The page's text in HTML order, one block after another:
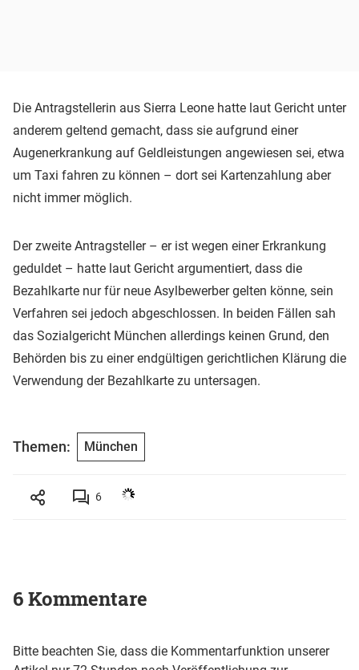
Die Antragstellerin aus Sierra Leone hatte laut Gericht unter
anderem geltend gemacht, dass sie aufgrund einer
Augenerkrankung auf Geldleistungen angewiesen sei, etwa
um Taxi fahren zu können – dort sei Kartenzahlung aber
nicht immer möglich.
Der zweite Antragsteller – er ist wegen einer Erkrankung
geduldet – hatte laut Gericht argumentiert, dass die
Bezahlkarte nur für neue Asylbewerber gelten könne, sein
Verfahren sei jedoch abgeschlossen. In beiden Fällen sah
das Sozialgericht München allerdings keinen Grund, den
Behörden bis zu einer endgültigen gerichtlichen Klärung die
Verwendung der Bezahlkarte zu untersagen.
Themen: München
6
6 Kommentare
Bitte beachten Sie, dass die Kommentarfunktion unserer